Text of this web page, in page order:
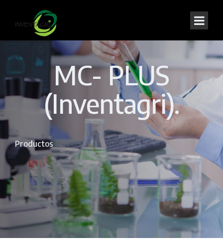
MC- PLUS
(Inventagri).
Productos